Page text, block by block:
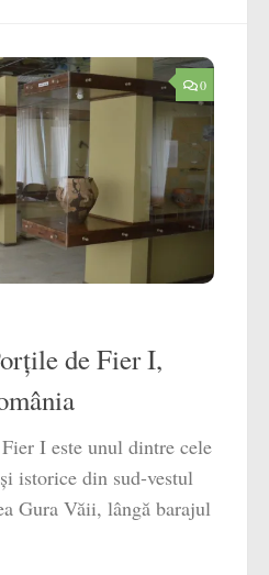
0
de Fier I,
I este unul dintre cele
istorice din sud-vestul
Gura Văii, lângă barajul